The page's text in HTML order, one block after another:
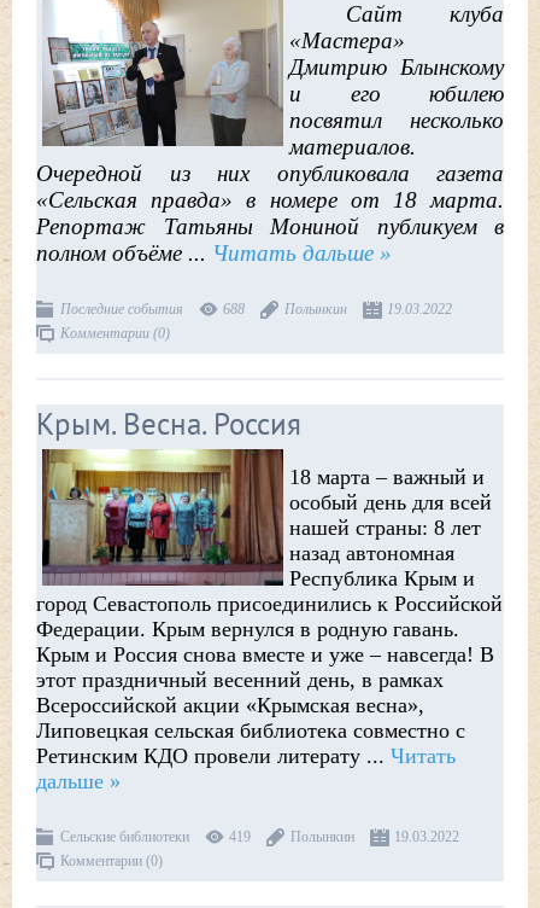
Сайт клуба
«Мастера»
Дмитрию Блынскому
и его юбилею
посвятил несколько
материалов.
Очередной из них опубликовала газета
«Сельская правда» в номере от 18 марта.
Репортаж Татьяны Мониной публикуем в
полном объёме ... Читать дальше »
Последние события 688 Полынкин
19.03.2022
Комментарии (0)
Крым. Весна. Россия
18 марта – важный и
особый день для всей
нашей страны: 8 лет
назад автономная
Республика Крым и
город Севастополь присоединились к Российской
Федерации. Крым вернулся в родную гавань.
Крым и Россия снова вместе и уже – навсегда! В
этот праздничный весенний день, в рамках
Всероссийской акции «Крымская весна»,
Липовецкая сельская библиотека совместно с
Ретинским КДО провели литерату ... Читать
дальше »
Сельские библиотеки 419 Полынкин
19.03.2022
Комментарии (0)